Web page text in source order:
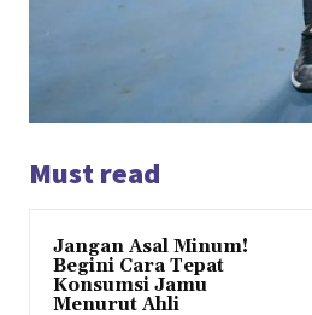
Must read
Jangan Asal Minum!
Begini Cara Tepat
Konsumsi Jamu
Menurut Ahli